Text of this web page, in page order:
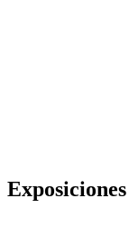
Exposiciones